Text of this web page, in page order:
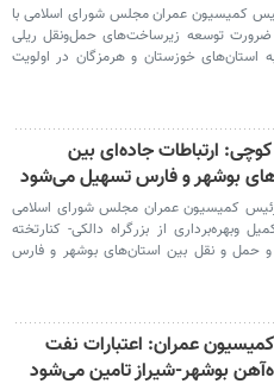
کمیسیون عمران مجلس شورای اسلامی با
ضرورت توسعه زیرساخت‌های حمل‌ونقل ریلی
استان‌های خوزستان و هرمزگان در اولویت
ارتباطات جاده‌ای بین
بوشهر و فارس تسهیل می‌شود
کمیسیون عمران مجلس شورای اسلامی
وبهره‌برداری از بزرگراه دالکی- کنارتخته
حمل و نقل بین استان‌های بوشهر و فارس
عمران: اعتبارات نفت
بوشهر-شیراز تامین می‌شود